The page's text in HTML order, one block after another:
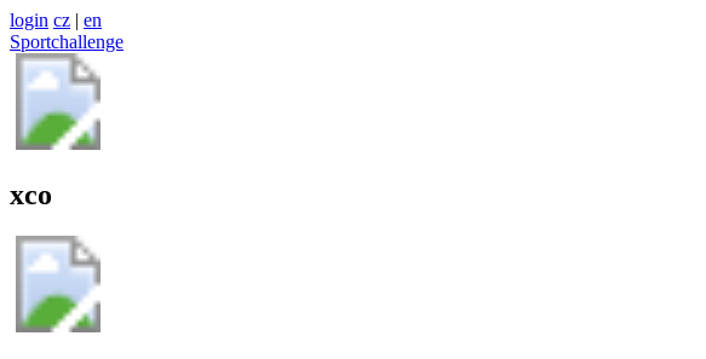
login cz | en
Sportchallenge
xco